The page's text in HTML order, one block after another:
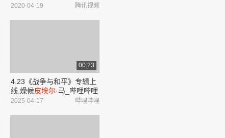
腾讯视频
2020-04-19
00:23
4.23《战争与和平》专辑上
线,燥候皮埃尔·马_哔哩哔哩
_bilibili
哔哩哔哩
2025-04-17